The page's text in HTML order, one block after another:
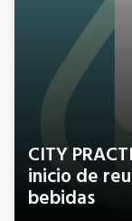
CITY
inicio de
bebidas